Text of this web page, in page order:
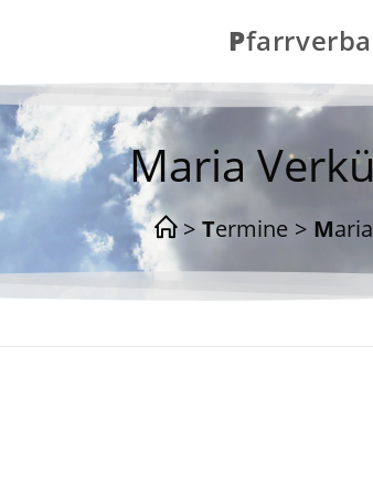
Maria
> Termine >